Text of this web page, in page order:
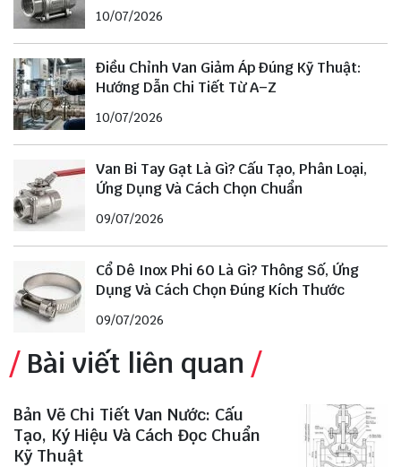
10/07/2026
Điều Chỉnh Van Giảm Áp Đúng Kỹ Thuật:
Hướng Dẫn Chi Tiết Từ A–Z
10/07/2026
Van Bi Tay Gạt Là Gì? Cấu Tạo, Phân Loại,
Ứng Dụng Và Cách Chọn Chuẩn
09/07/2026
Cổ Dê Inox Phi 60 Là Gì? Thông Số, Ứng
Dụng Và Cách Chọn Đúng Kích Thước
09/07/2026
Bài viết liên quan
Bản Vẽ Chi Tiết Van Nước: Cấu
Tạo, Ký Hiệu Và Cách Đọc Chuẩn
Kỹ Thuật